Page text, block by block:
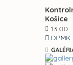
Košice
13:00
DPMK